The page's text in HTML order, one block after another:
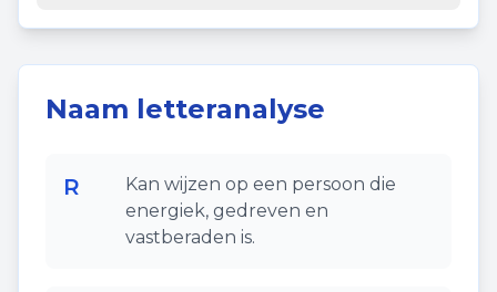
Naam letteranalyse
R
Kan wijzen op een persoon die
energiek, gedreven en
vastberaden is.